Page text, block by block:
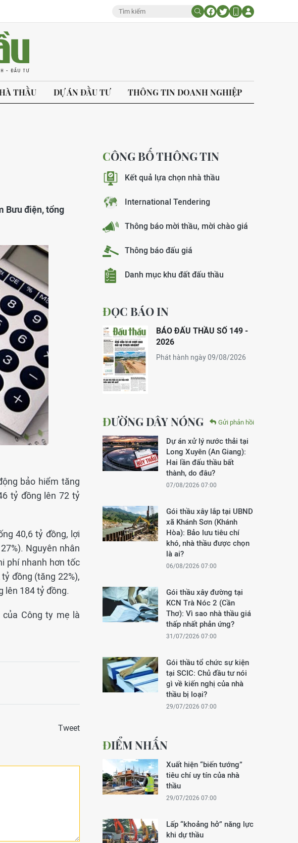
THẦU DỰ ÁN ĐẦU TƯ THÔNG TIN DOANH NGHIỆP
Bưu điện, tổng
bảo hiểm tăng
tỷ đồng lên 72 tỷ
40,6 tỷ đồng, lợi
Nguyên nhân
phí nhanh hơn tốc
đồng (tăng 22%),
lên 184 tỷ đồng.
Công ty mẹ là
Tweet
CÔNG BỐ THÔNG TIN
Kết quả lựa chọn nhà thầu
International Tendering
Thông báo mời thầu, mời chào giá
Thông báo đấu giá
Danh mục khu đất đấu thầu
ĐỌC BÁO IN
BÁO ĐẤU THẦU SỐ 149 -
2026
Phát hành ngày 09/08/2026
ĐƯỜNG DÂY NÓNG Gửi phản hồi
Dự án xử lý nước thải tại
Long Xuyên (An Giang):
Hai lần đấu thầu bất
thành, do đâu?
07/08/2026 07:00
Gói thầu xây lắp tại UBND
xã Khánh Sơn (Khánh
Hòa): Bảo lưu tiêu chí
khó, nhà thầu được chọn
là ai?
06/08/2026 07:00
Gói thầu xây đường tại
KCN Trà Nóc 2 (Cần
Thơ): Vì sao nhà thầu giá
thấp nhất phản ứng?
31/07/2026 07:00
Gói thầu tổ chức sự kiện
tại SCIC: Chủ đầu tư nói
gì về kiến nghị của nhà
thầu bị loại?
29/07/2026 07:00
ĐIỂM NHẤN
Xuất hiện “biến tướng”
tiêu chí uy tín của nhà
thầu
29/07/2026 07:00
Lấp “khoảng hở” năng lực
khi dự thầu